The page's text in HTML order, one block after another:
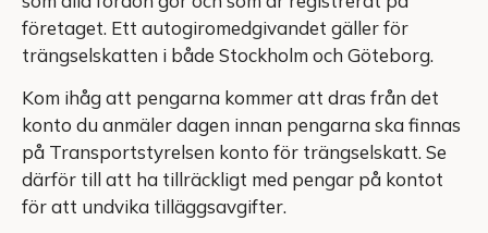
företaget. Ett autogiromedgivandet gäller för
trängselskatten i både Stockholm och Göteborg.
Kom ihåg att pengarna kommer att dras från det
konto du anmäler dagen innan pengarna ska finnas
på Transportstyrelsen konto för trängselskatt. Se
därför till att ha tillräckligt med pengar på kontot
för att undvika tilläggsavgifter.